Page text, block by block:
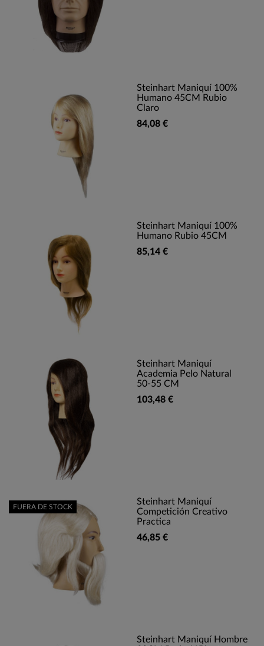
Steinhart Maniquí 100%
Humano 45CM Rubio
Claro
84,08 €
Steinhart Maniquí 100%
Humano Rubio 45CM
85,14 €
Steinhart Maniquí
Academia Pelo Natural
50-55 CM
103,48 €
Steinhart Maniquí
Competición Creativo
Practica
46,85 €
FUERA DE STOCK
Steinhart Maniquí Hombre